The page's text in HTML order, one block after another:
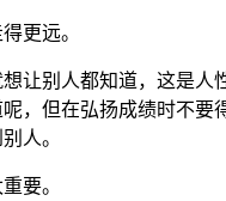
更远。
让别人都知道，这是人
，但在弘扬成绩时不要
人。
要。